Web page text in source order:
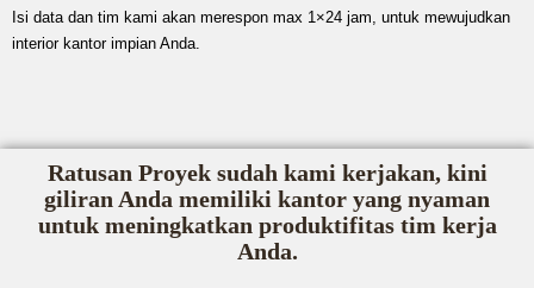
Isi data dan tim kami akan merespon max 1×24 jam, untuk mewujudkan
interior kantor impian Anda.
Ratusan Proyek sudah kami kerjakan, kini
giliran Anda memiliki kantor yang nyaman
untuk meningkatkan produktifitas tim kerja
Anda.